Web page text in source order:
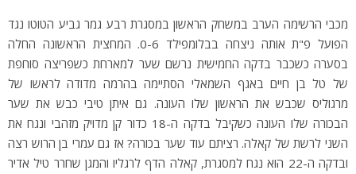
מכבי הרשימה הערב במשחק הראשון במסגרת רבע גמר גביע הטוטו נגד
הפועל פ"ת אותה ניצחה בבלומפילד 0-6. המחצית הראשונה החלה
בסערה כשכבר בדקה החמישית נרשם שער למארחת כשפריצה סוחפת
של טל בן חיים באגף השמאלי הסתיימה בהרמה מדודה לראשו של
מרגוליס שכבש את הראשון שלו העונה. גם איתן טיבי כבש את שער
הבכורה שלו העונה כשקיבל בדקה ה-18 כדור קן מדויק מזהבי ונגח את
השני לרשת של קאלה. רציתם עוד שער בכורה? אז גם עמרי בן הרוש רצה
ובדקה ה-22 הוא נגח למסגרת, קאלה הדף לרגליו והמגן שחרר טיל אדיר